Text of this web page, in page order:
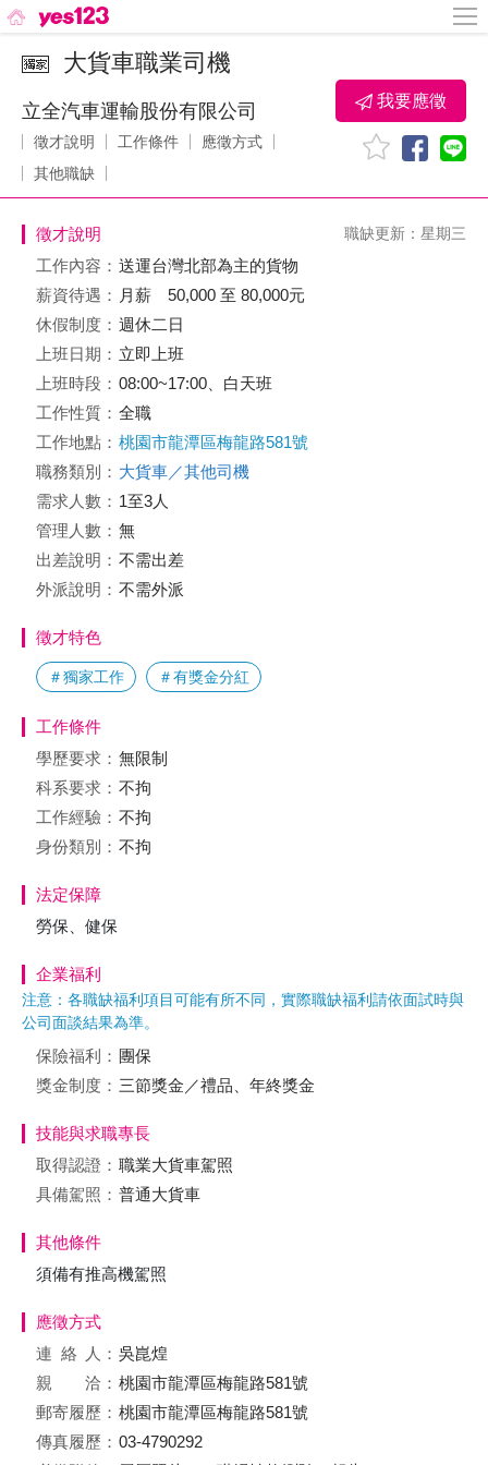
大貨車職業司機
立全汽車運輸股份有限公司
徵才說明 工作條件
應徵方式
其他職缺
我要應徵
徵才說明 職缺更新：星期三
工作內容： 送運台灣北部為主的貨物
薪資待遇： 月薪 50,000 至 80,000元
休假制度： 週休二日
上班日期： 立即上班
上班時段： 08:00~17:00、白天班
工作性質： 全職
工作地點： 桃園市龍潭區梅龍路581號
職務類別： 大貨車／其他司機
需求人數： 1至3人
管理人數： 無
出差說明： 不需出差
外派說明： 不需外派
徵才特色
＃獨家工作 ＃有獎金分紅
工作條件
學歷要求： 無限制
科系要求： 不拘
工作經驗： 不拘
身份類別： 不拘
法定保障
勞保、健保
企業福利
注意：各職缺福利項目可能有所不同，實際職缺福利請依面試時與
公司面談結果為準。
保險福利： 團保
獎金制度： 三節獎金／禮品、年終獎金
技能與求職專長
取得認證： 職業大貨車駕照
具備駕照： 普通大貨車
其他條件
須備有推高機駕照
應徵方式
連絡
人： 吳崑煌
親 洽： 桃園市龍潭區梅龍路581號
郵寄履歷： 桃園市龍潭區梅龍路581號
傳真履歷： 03-4790292